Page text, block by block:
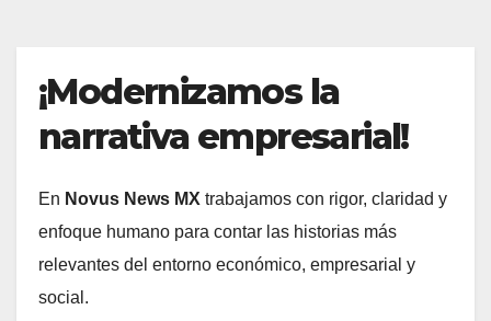
¡Modernizamos la
narrativa empresarial!
En Novus News MX trabajamos con rigor, claridad y
enfoque humano para contar las historias más
relevantes del entorno económico, empresarial y
social.